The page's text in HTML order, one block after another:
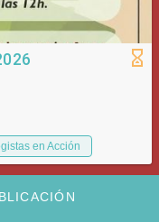
en Acción